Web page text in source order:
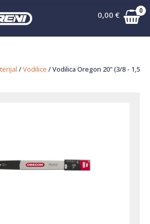
0,00 € 0
/Vodilice / Vodilica Oregon 20" (3/8 - 1,5